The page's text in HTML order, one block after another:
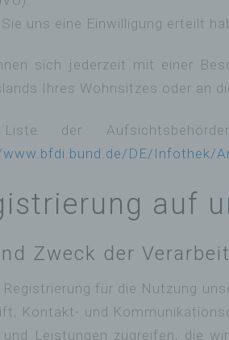
uns eine Einwilligung erteilt
sich jederzeit mit einer
Ihres Wohnsitzes oder an
der
DE/Infothek/
auf
Zweck der
Registrierung für die Nutzung
Kontakt- und
und Leistungen zugreifen, die